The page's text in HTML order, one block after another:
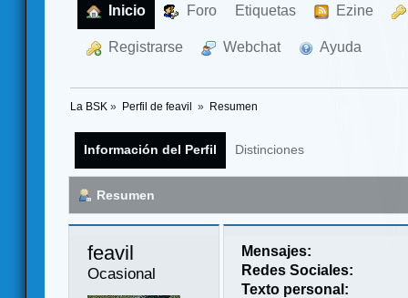
Inicio Foro Etiquetas Ezine
Registrarse Webchat Ayuda
La BSK » Perfil de feavil » Resumen
Información del Perfil Distinciones
Resumen
feavil
Ocasional
Mensajes:
Redes Sociales:
Texto personal: